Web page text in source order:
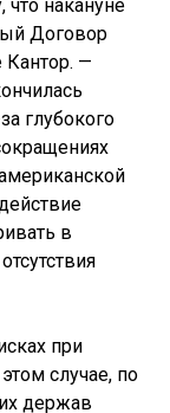
накануне
Договор
—
глубокого
в
при
случае, по
держав